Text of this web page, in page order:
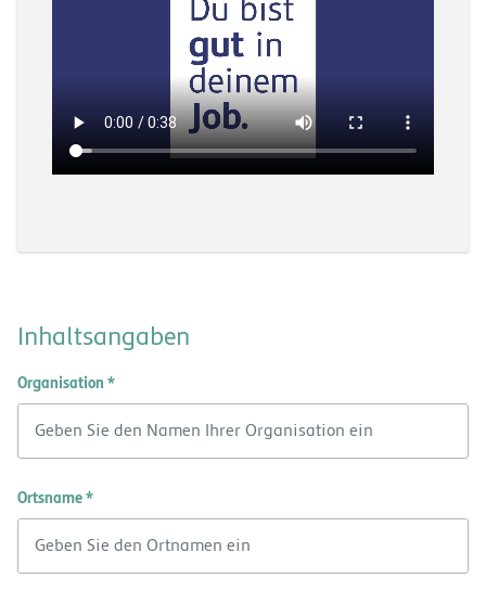
Inhaltsangaben
Organisation *
Ortsname *